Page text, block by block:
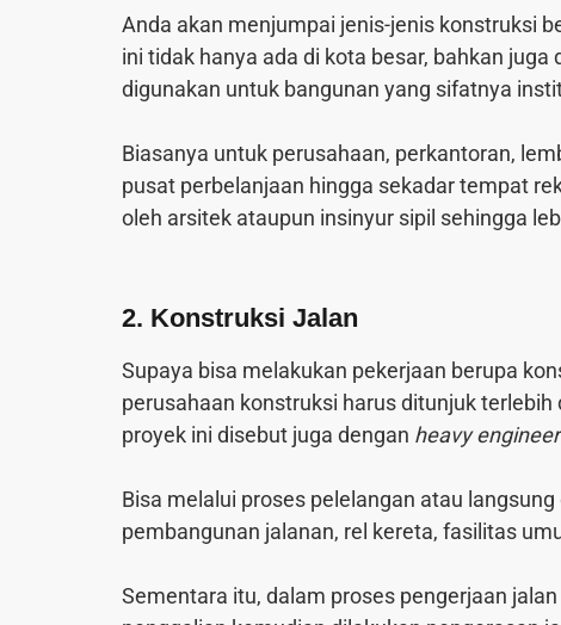
Anda akan menjumpai jenis-jenis konstruksi
ini tidak hanya ada di kota besar, bahkan
digunakan untuk bangunan yang sifatnya
Biasanya untuk perusahaan, perkantoran,
pusat perbelanjaan hingga sekadar tempat
oleh arsitek ataupun insinyur sipil sehingga
2. Konstruksi Jalan
Supaya bisa melakukan pekerjaan berupa
perusahaan konstruksi harus ditunjuk
proyek ini disebut juga dengan heavy
Bisa melalui proses pelelangan atau
pembangunan jalanan, rel kereta, fasilitas
Sementara itu, dalam proses pengerjaan